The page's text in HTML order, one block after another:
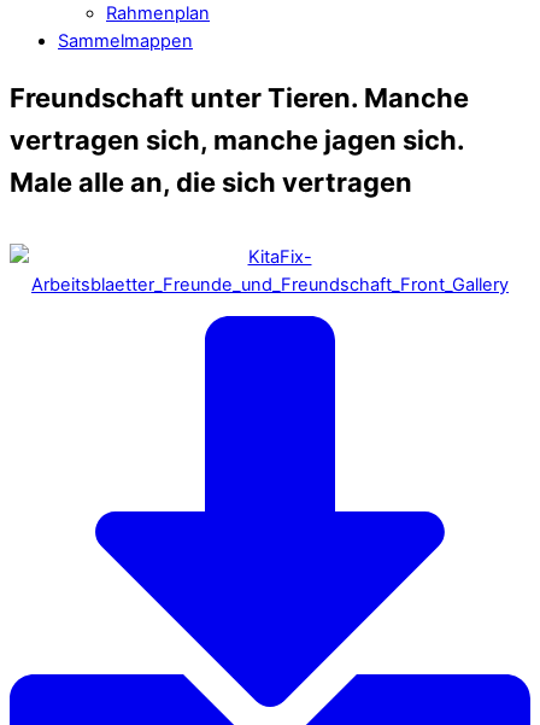
Rahmenplan
Sammelmappen
Freundschaft unter Tieren. Manche
vertragen sich, manche jagen sich.
Male alle an, die sich vertragen